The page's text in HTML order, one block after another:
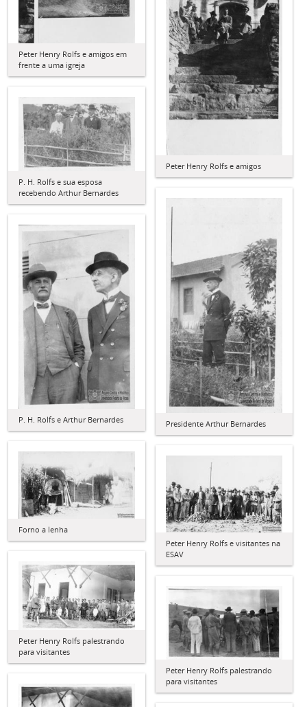
Peter Henry Rolfs e amigos em
frente a uma igreja
Peter Henry Rolfs e amigos
P. H. Rolfs e sua esposa
recebendo Arthur Bernardes
Presidente Arthur Bernardes
P. H. Rolfs e Arthur Bernardes
Forno a lenha
Peter Henry Rolfs e visitantes na
ESAV
Peter Henry Rolfs palestrando
para visitantes
Peter Henry Rolfs palestrando
para visitantes